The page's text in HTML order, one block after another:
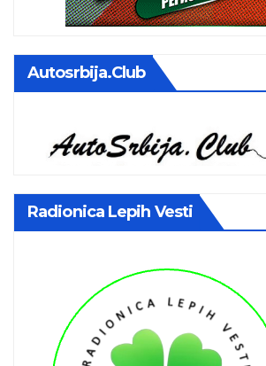
Autosrbija.club
Radionica Lepih Vesti